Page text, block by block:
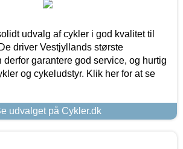
udvalg af cykler i god kvalitet til
driver Vestjyllands største
derfor garantere god service, og hurtig
og cykeludstyr. Klik her for at se
udvalget på Cykler.dk